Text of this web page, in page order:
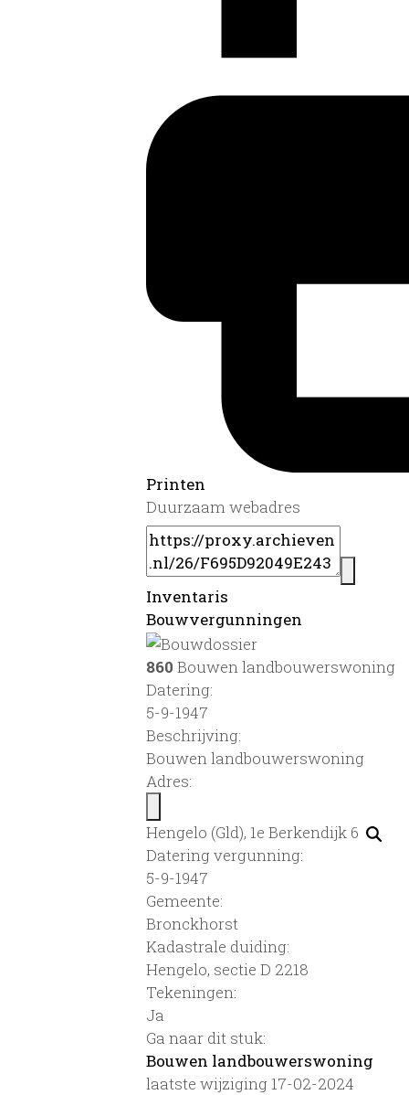
Printen
Duurzaam webadres
Inventaris
Bouwvergunningen
860 Bouwen landbouwerswoning
Datering:
5-9-1947
Beschrijving:
Bouwen landbouwerswoning
Adres:
Hengelo (Gld), 1e Berkendijk 6
Datering vergunning:
5-9-1947
Gemeente:
Bronckhorst
Kadastrale duiding:
Hengelo, sectie D 2218
Tekeningen:
Ja
Ga naar dit stuk:
Bouwen landbouwerswoning
laatste wijziging 17-02-2024